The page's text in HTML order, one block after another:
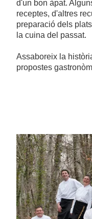
d'un bon àpat.
receptes, d'altres
preparació dels
la cuina del passat.
Assaboreix la
propostes